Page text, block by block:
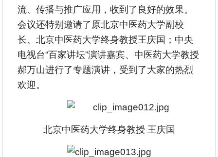
流、传播与推广应用，收到了良好的效果。
会议还特别邀请了原北京中医药大学副校
长、北京中医药大学终身教授王庆国；中央
电视台“百家讲坛”演讲嘉宾、中医药大学教授
郝万山进行了专题演讲，受到了大家的热烈
欢迎。
北京中医药大学终身教授 王庆国